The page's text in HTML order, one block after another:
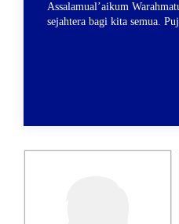
Assalamual’aikum
sejahtera bagi kita semua.